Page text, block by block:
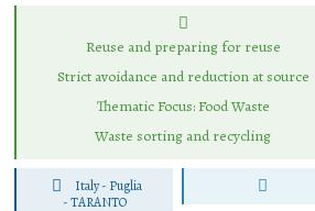
Reuse and preparing for reuse
Strict avoidance and reduction at source
Thematic Focus: Food Waste
Waste sorting and recycling
Italy - Puglia
-TARANTO